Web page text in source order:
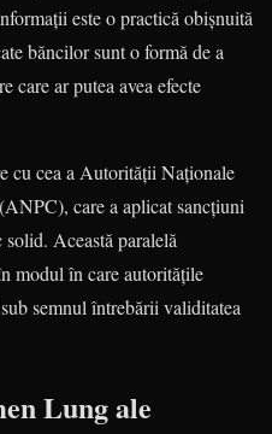
este o practică obișnuită
băncilor sunt o formă de a
care ar putea avea efecte
cu cea a Autorității Naționale
care a aplicat sancțiuni
Această paralelă
modul în care autoritățile
semnul întrebării validitatea
Lung ale